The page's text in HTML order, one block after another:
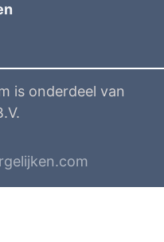
is onderdeel van